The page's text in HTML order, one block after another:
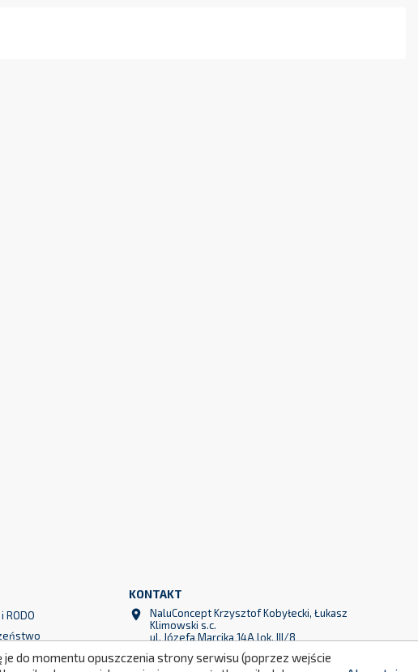
KONTAKT

NaluConcept Krzysztof Kobyłecki, Łukasz
Klimowski s.c.
ul. Józefa Marcika 14A lok. III/8
Polska
do momentu opuszczenia strony serwisu (poprzez wejście